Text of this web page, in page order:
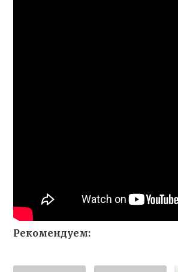
Рекомендуем: